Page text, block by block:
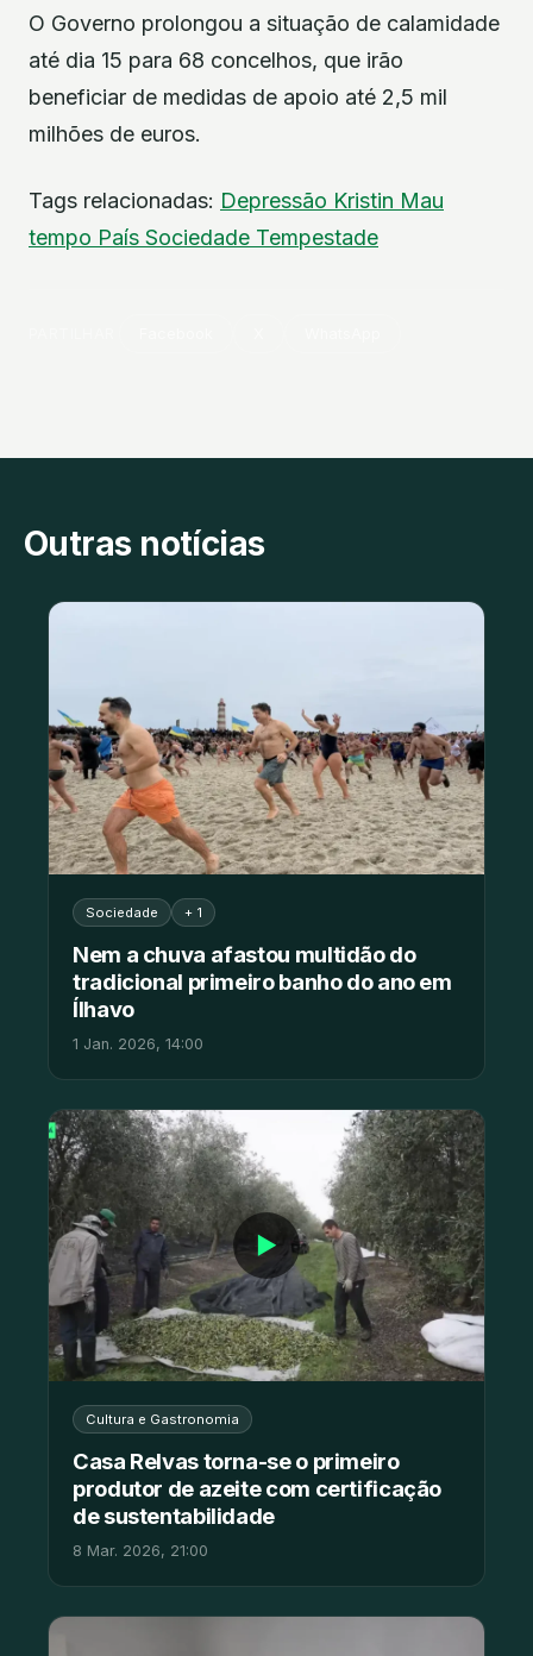
O Governo prolongou a situação de calamidade
até dia 15 para 68 concelhos, que irão
beneficiar de medidas de apoio até 2,5 mil
milhões de euros.
Tags relacionadas: Depressão Kristin Mau
tempo País Sociedade Tempestade
Outras notícias
Sociedade + 1
Nem a chuva afastou multidão do
tradicional primeiro banho do ano em
Ílhavo
1 Jan. 2026, 14:00
▶
Cultura e Gastronomia
Casa Relvas torna-se o primeiro
produtor de azeite com certificação
de sustentabilidade
8 Mar. 2026, 21:00